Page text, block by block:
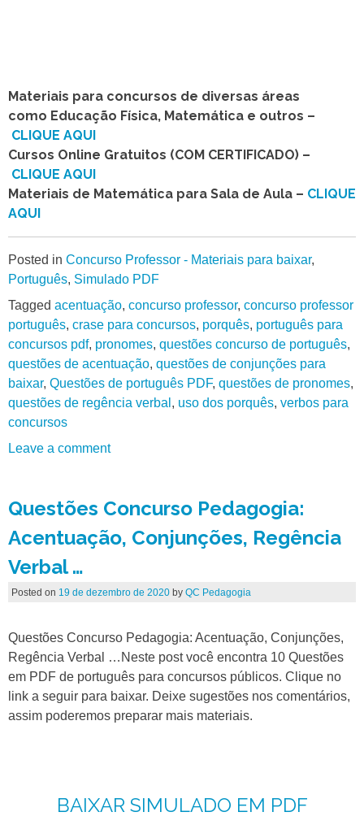
Materiais para concursos de diversas áreas
como Educação Física, Matemática e outros –
CLIQUE AQUI
Cursos Online Gratuitos (COM CERTIFICADO) –
CLIQUE AQUI
Materiais de Matemática para Sala de Aula – CLIQUE
AQUI
Posted in Concurso Professor - Materiais para baixar,
Português, Simulado PDF
Tagged acentuação, concurso professor, concurso professor
português, crase para concursos, porquês, português para
concursos pdf, pronomes, questões concurso de português,
questões de acentuação, questões de conjunções para
baixar, Questões de português PDF, questões de pronomes,
questões de regência verbal , uso dos porquês, verbos para
concursos
Leave a comment
Questões Concurso Pedagogia:
Acentuação, Conjunções, Regência
Verbal …
Posted on 19 de dezembro de 2020by QC Pedagogia
Questões Concurso Pedagogia: Acentuação, Conjunções,
Regência Verbal …Neste post você encontra 10 Questões
em PDF de português para concursos públicos. Clique no
link a seguir para baixar. Deixe sugestões nos comentários,
assim poderemos preparar mais materiais.
BAIXAR SIMULADO EM PDF